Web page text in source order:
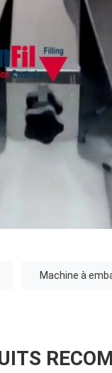
Machine à